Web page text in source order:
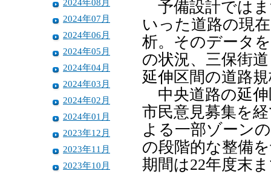
2024年08月
2024年07月
2024年06月
2024年05月
2024年04月
2024年03月
2024年02月
2024年01月
2023年12月
2023年11月
2023年10月
予備設計ではま
いった道路の現
析。そのデータ
の状況、三保街
延伸区間の道路
中央道路の延伸
市民意見募集を
よる一部ゾーン
の段階的な整備
期間は22年度末